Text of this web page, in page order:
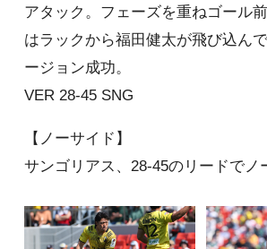
アタック。フェーズを重ねゴール
はラックから福田健太が飛び込ん
ージョン成功。
VER 28-45 SNG
【ノーサイド】
サンゴリアス、28-45のリードでノ